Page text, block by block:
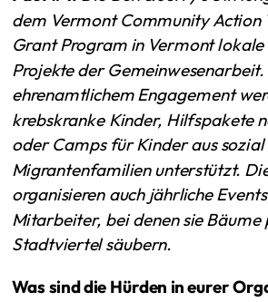
dem Vermont Community Action
Grant Program in Vermont lokale
Projekte der
ehrenamtlichem Engagement
krebskranke Kinder, Hilfspakete
oder Camps für Kinder aus sozial
Migrantenfamilien unterstützt.
organisieren auch jährliche
Mitarbeiter, bei denen sie
Stadtviertel säubern.
Was sind die Hürden in eurer